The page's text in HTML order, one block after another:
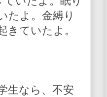
たよ。金縛り
きていたよ。
生なら、不安